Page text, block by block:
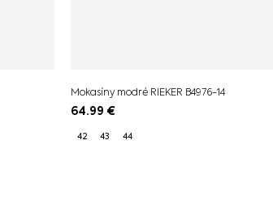
Mokasíny modré RIEKER B4976-14
64.99 €
42 43 44